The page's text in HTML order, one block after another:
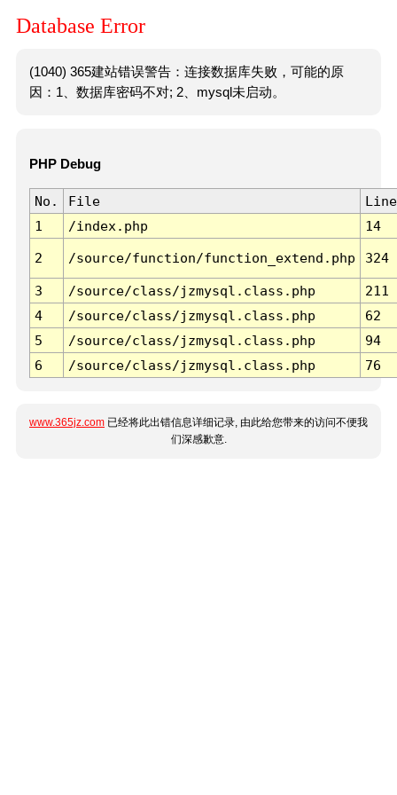
Database Error
(1040) 365建站错误警告：连接数据库失败，可能的原
因：1、数据库密码不对; 2、mysql未启动。
PHP Debug
No. File
Line
1
/index.php 14
2 /source/function/function_extend.php 324
3 /source/class/jzmysql.class.php
211
4
/source/class/jzmysql.class.php
62
5
/source/class/jzmysql.class.php
94
6
/source/class/jzmysql.class.php 76
www.365jz.com 已经将此出错信息详细记录, 由此给您带来的访问不便我
们深感歉意.